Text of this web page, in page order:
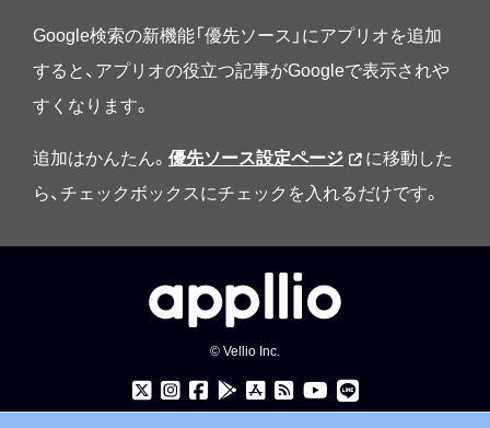
Google検索の新機能「優先ソース」にアプリオを追加
すると、アプリオの役立つ記事がGoogleで表示されや
すくなります。
追加はかんたん。 優先ソース設定ページ
に移動した
ら、チェックボックスにチェックを入れるだけです。
© Vellio Inc.